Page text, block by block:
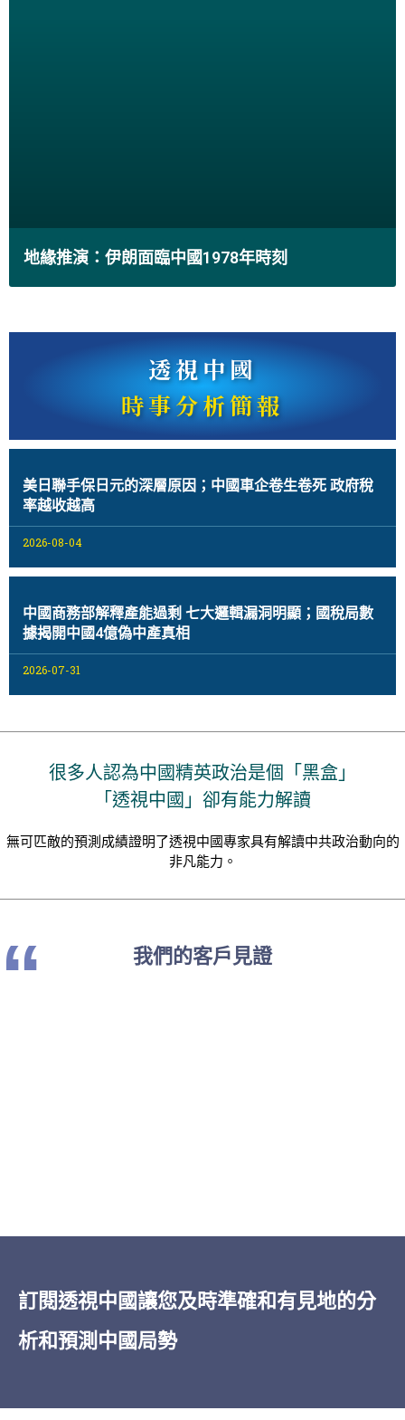
地緣推演：伊朗面臨中國1978年時刻
透視中國
時事分析簡報
美日聯手保日元的深層原因；中國車企卷生卷死 政府稅
率越收越高
2026-08-04
中國商務部解釋產能過剩 七大邏輯漏洞明顯；國稅局數
據揭開中國4億偽中產真相
2026-07-31
很多人認為中國精英政治是個「黑盒」
「透視中國」卻有能力解讀
無可匹敵的預測成績證明了透視中國專家具有解讀中共政治動向的
非凡能力。
我們的客戶見證
“
越的報導為基礎——令人印象深刻。在我五
非機密還是機密的情報，
訂閱透視中國讓您及時準確和有見地的分
析和預測中國局勢